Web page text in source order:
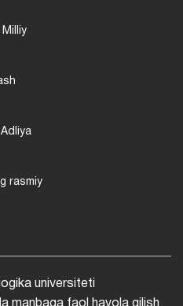
rasmiy
universiteti
manbaga faol havola qilish